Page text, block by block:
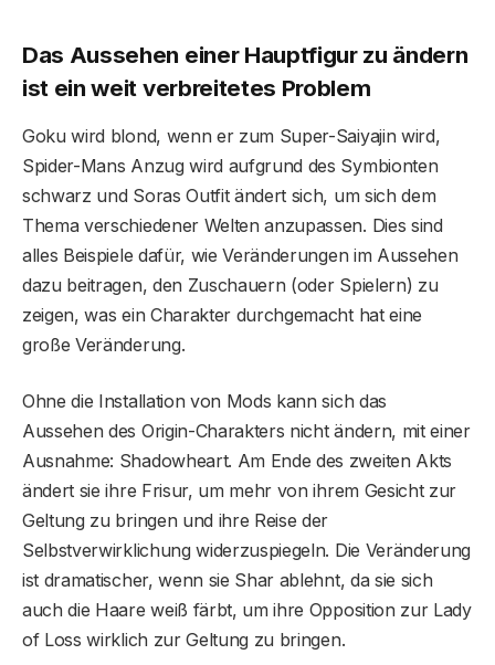
Das Aussehen einer Hauptfigur zu ändern
ist ein weit verbreitetes Problem
Goku wird blond, wenn er zum Super-Saiyajin wird,
Spider-Mans Anzug wird aufgrund des Symbionten
schwarz und Soras Outfit ändert sich, um sich dem
Thema verschiedener Welten anzupassen. Dies sind
alles Beispiele dafür, wie Veränderungen im Aussehen
dazu beitragen, den Zuschauern (oder Spielern) zu
zeigen, was ein Charakter durchgemacht hat eine
große Veränderung.
Ohne die Installation von Mods kann sich das
Aussehen des Origin-Charakters nicht ändern, mit einer
Ausnahme: Shadowheart. Am Ende des zweiten Akts
ändert sie ihre Frisur, um mehr von ihrem Gesicht zur
Geltung zu bringen und ihre Reise der
Selbstverwirklichung widerzuspiegeln. Die Veränderung
ist dramatischer, wenn sie Shar ablehnt, da sie sich
auch die Haare weiß färbt, um ihre Opposition zur Lady
of Loss wirklich zur Geltung zu bringen.